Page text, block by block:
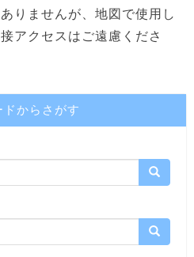
りませんが、地図で使用し
アクセスはご遠慮くださ
ドからさがす